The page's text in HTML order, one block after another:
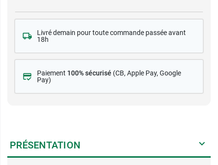
Livré demain pour toute commande passée avant
18h
Paiement 100% sécurisé (CB, Apple Pay, Google
Pay)
PRÉSENTATION